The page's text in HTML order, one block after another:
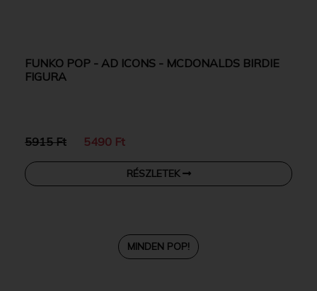
FUNKO POP - AD ICONS - MCDONALDS BIRDIE
FIGURA
5915 Ft 5490 Ft
RÉSZLETEK
MINDEN POP!